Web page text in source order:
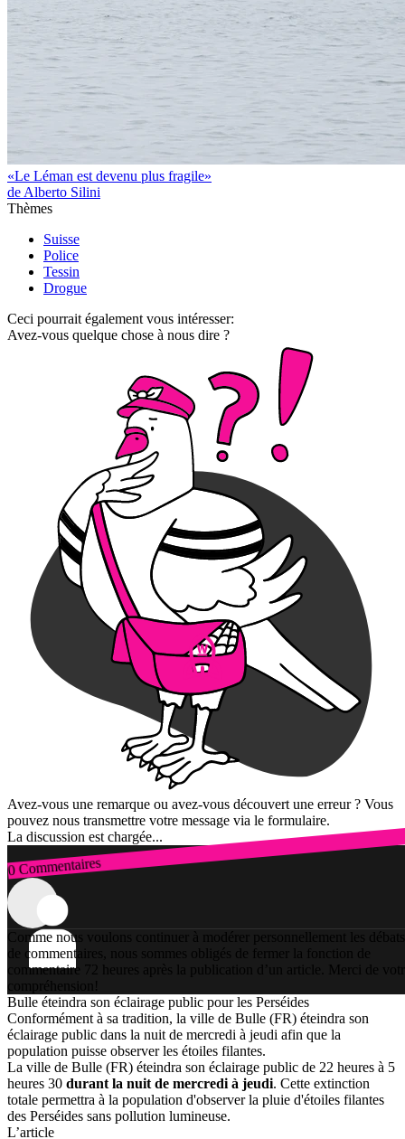
«Le Léman est devenu plus fragile»
de Alberto Silini
Thèmes
Suisse
Police
Tessin
Drogue
Ceci pourrait également vous intéresser:
Avez-vous quelque chose à nous dire ?
Avez-vous une remarque ou avez-vous découvert une erreur ? Vous
pouvez nous transmettre votre message via le formulaire.
La discussion est chargée...
0 Commentaires
Connexion
Comme nous voulons continuer à modérer personnellement les débats
de commentaires, nous sommes obligés de fermer la fonction de
commentaire 72 heures après la publication d’un article. Merci de
compréhension!
Bulle éteindra son éclairage public pour les Perséides
Conformément à sa tradition, la ville de Bulle (FR) éteindra son
éclairage public dans la nuit de mercredi à jeudi afin que la
population puisse observer les étoiles filantes.
La ville de Bulle (FR) éteindra son éclairage public de 22 heures à 5
heures 30 durant la nuit de mercredi à jeudi. Cette extinction
totale permettra à la population d'observer la pluie d'étoiles filantes
des Perséides sans pollution lumineuse.
L’article